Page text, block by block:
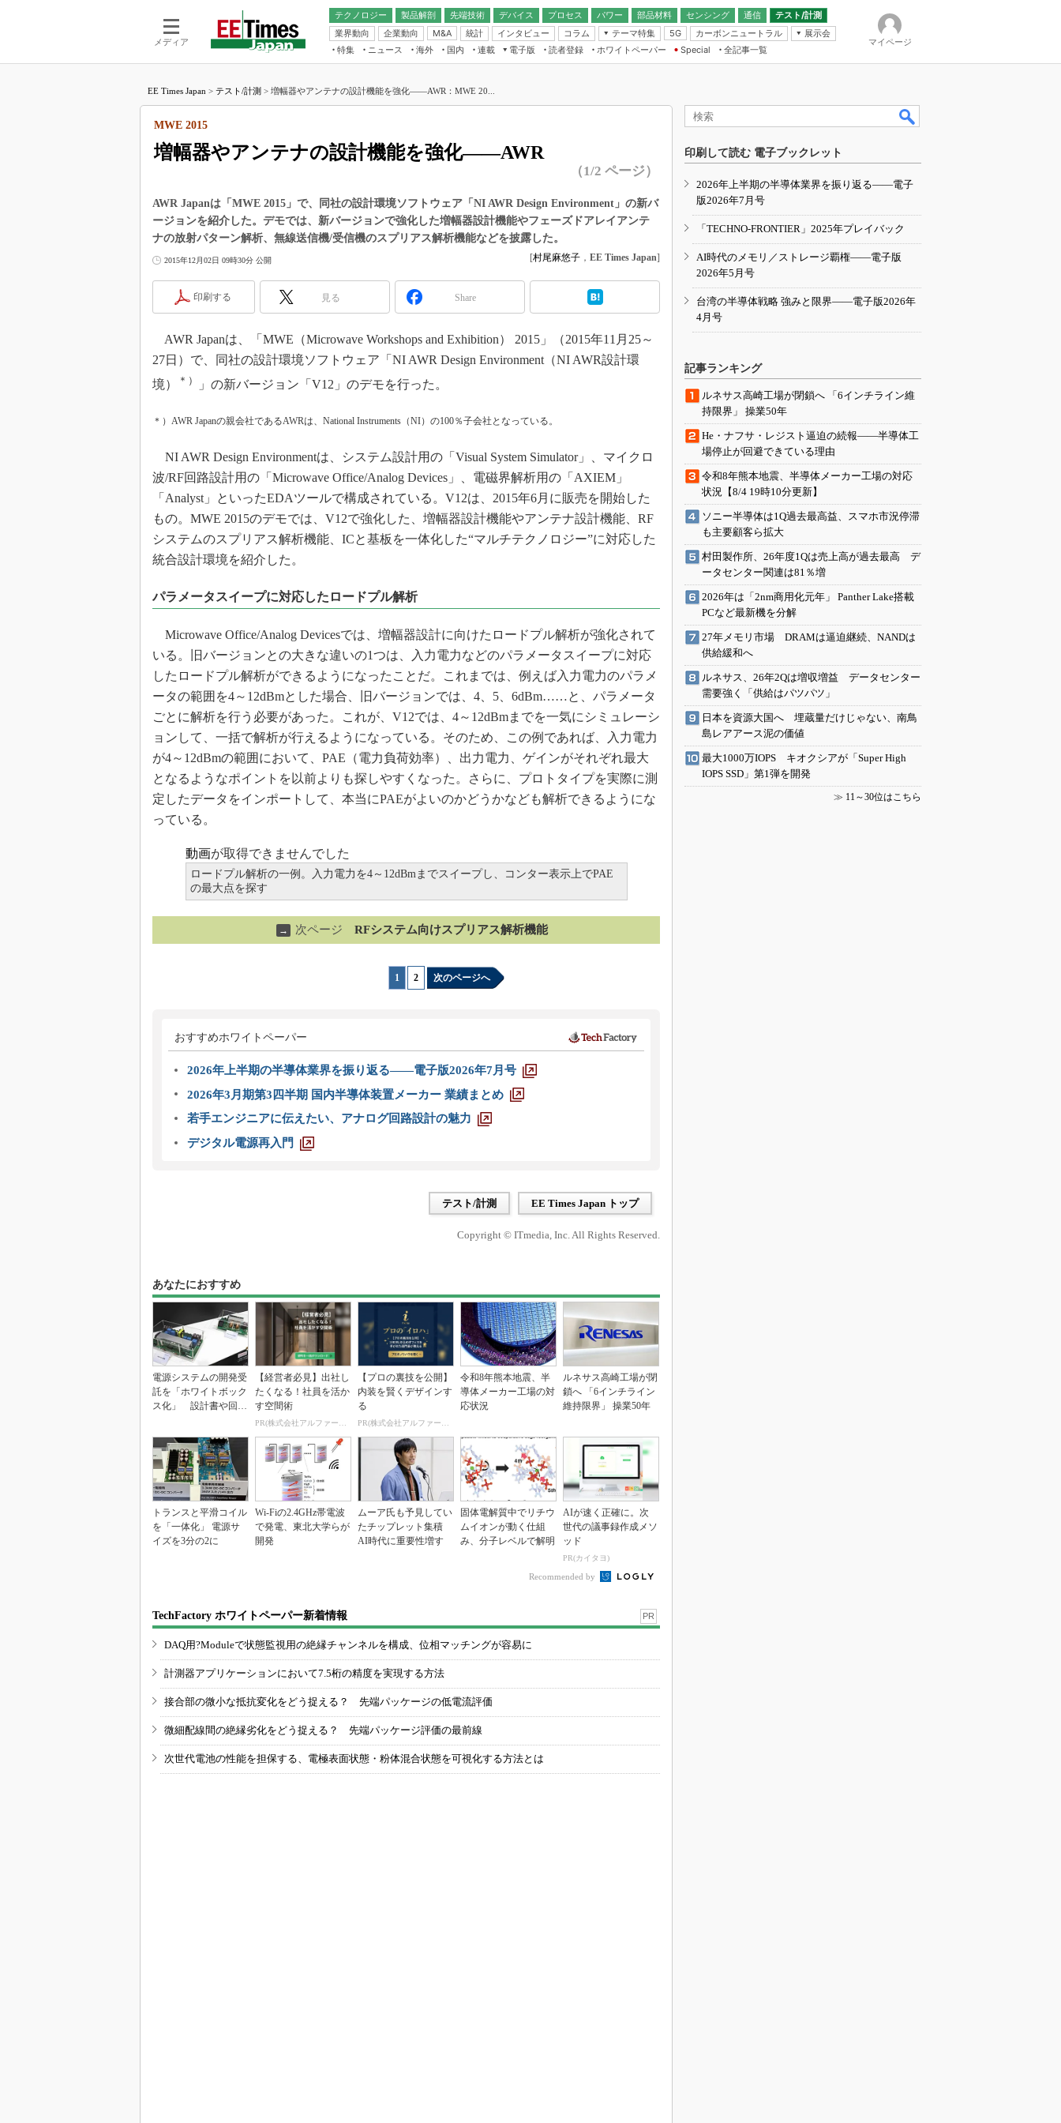
メディア
テクノロジー 製品解剖
先端技術
電池／エネルギー
デバイス
アナログ
マイコン
プロセス パワー 部品材料 センシング
通信
無線
テスト/計測
業界動向
企業動向 M&A 統計 インタビュー コラム
テーマ特集
フィジカルAI
読者調査（EE Times Research）
IoT
電源設計（EDN Japan）
5G カーボンニュートラル
展示会
IoT・エッジコンピューティング
EXPO
TECHNO-FRONTIER
人とくるま展
特集 ニュース 海外 国内
連載
福田昭のデバイス通信
大山聡の業界スコープ
リタイア直前エンジニアの社会人大
学漂流記
世界を「数字」で回してみよう
この10年で起こったこと、次の10年
で起こること
製品分解で探るアジアの新トレンド
光伝送技術を知る
“異端児エンジニア”が仕掛けた社内
イノベーションは日本を救うのか
「英語に愛されないエンジニア」の
ための新行動論
電子版
電子ブックレット
読者登録 ホワイトペーパー
Special
全記事一覧
マイページ
EE Times Japan > テスト/計測 > 増幅器やアンテナの設計機能を強化――AWR：MWE 20...
増幅器やアンテナの設計機能を強化――AWR
MWE 2015
（1/2 ページ）
AWR Japanは「MWE 2015」で、同社の設計環境ソフトウェア「NI AWR Design Environment」の新バ
ージョンを紹介した。デモでは、新バージョンで強化した増幅器設計機能やフェーズドアレイアンテ
ナの放射パターン解析、無線送信機/受信機のスプリアス解析機能などを披露した。
2015年12月02日 09時30分 公開 [村尾麻悠子 ， EE Times Japan]
印刷する 見る Share
AWR Japanは、「MWE（Microwave Workshops and Exhibition） 2015」（2015年11月25～
27日）で、同社の設計環境ソフトウェア「NI AWR Design Environment（NI AWR設計環
境）
＊） 」の新バージョン「V12」のデモを行った。
＊）AWR Japanの親会社であるAWRは、National Instruments（NI）の100％子会社となっている。
NI AWR Design Environmentは、システム設計用の「Visual System Simulator」、マイクロ
波/RF回路設計用の「Microwave Office/Analog Devices」、電磁界解析用の「AXIEM」
「Analyst」といったEDAツールで構成されている。V12は、2015年6月に販売を開始した
もの。MWE 2015のデモでは、V12で強化した、増幅器設計機能やアンテナ設計機能、RF
システムのスプリアス解析機能、ICと基板を一体化した“マルチテクノロジー”に対応した
統合設計環境を紹介した。
パラメータスイープに対応したロードプル解析
Microwave Office/Analog Devicesでは、増幅器設計に向けたロードプル解析が強化されて
いる。旧バージョンとの大きな違いの1つは、入力電力などのパラメータスイープに対応
したロードプル解析ができるようになったことだ。これまでは、例えば入力電力のパラメ
ータの範囲を4～12dBmとした場合、旧バージョンでは、4、5、6dBm……と、パラメータ
ごとに解析を行う必要があった。これが、V12では、4～12dBmまでを一気にシミュレーシ
ョンして、一括で解析が行えるようになっている。そのため、この例であれば、入力電力
が4～12dBmの範囲において、PAE（電力負荷効率）、出力電力、ゲインがそれぞれ最大
となるようなポイントを以前よりも探しやすくなった。さらに、プロトタイプを実際に測
定したデータをインポートして、本当にPAEがよいのかどうかなども解析できるようにな
っている。
動画が取得できませんでした
ロードプル解析の一例。入力電力を4～12dBmまでスイープし、コンター表示上でPAE
の最大点を探す
→ 次ページ RFシステム向けスプリアス解析機能
1 2 次のページへ
おすすめホワイトペーパー
2026年上半期の半導体業界を振り返る――電子版2026年7月号
2026年3月期第3四半期 国内半導体装置メーカー 業績まとめ
若手エンジニアに伝えたい、アナログ回路設計の魅力
デジタル電源再入門
テスト/計測 EE Times Japan トップ
Copyright © ITmedia, Inc. All Rights Reserved.
あなたにおすすめ
電源システムの開発受
託を「ホワイトボック
ス化」 設計書や回路
【経営者必見】出社し
たくなる！社員を活か
す空間術
【プロの裏技を公開】
内装を賢くデザインす
る
令和8年熊本地震、半
導体メーカー工場の対
応状況
ルネサス高崎工場が閉
鎖へ 「6インチライン
維持限界」 操業50年
トランスと平滑コイル
を「一体化」 電源サ
イズを3分の2に
Wi-Fiの2.4GHz帯電波
で発電、東北大学らが
開発
ムーア氏も予見してい
たチップレット集積
AI時代に重要性増す
固体電解質中でリチウ
ムイオンが動く仕組
み、分子レベルで解明
AIが速く正確に。次
世代の議事録作成メソ
ッド
PR(カイタヨ)
Recommended by
TechFactory ホワイトペーパー新着情報 PR
DAQ用?Moduleで状態監視用の絶縁チャンネルを構成、位相マッチングが容易に
計測器アプリケーションにおいて7.5桁の精度を実現する方法
接合部の微小な抵抗変化をどう捉える？ 先端パッケージの低電流評価
微細配線間の絶縁劣化をどう捉える？ 先端パッケージ評価の最前線
次世代電池の性能を担保する、電極表面状態・粉体混合状態を可視化する方法とは
印刷して読む 電子ブックレット
2026年上半期の半導体業界を振り返る――電子
版2026年7月号
「TECHNO-FRONTIER」2025年プレイバック
AI時代のメモリ／ストレージ覇権――電子版
2026年5月号
台湾の半導体戦略 強みと限界――電子版2026年
4月号
記事ランキング
ルネサス高崎工場が閉鎖へ 「6インチライン維
持限界」 操業50年
He・ナフサ・レジスト逼迫の続報――半導体工
場停止が回避できている理由
令和8年熊本地震、半導体メーカー工場の対応
状況【8/4 19時10分更新】
ソニー半導体は1Q過去最高益、スマホ市況停滞
も主要顧客ら拡大
村田製作所、26年度1Qは売上高が過去最高 デ
ータセンター関連は81％増
2026年は「2nm商用化元年」 Panther Lake搭載
PCなど最新機を分解
27年メモリ市場 DRAMは逼迫継続、NANDは
供給緩和へ
ルネサス、26年2Qは増収増益 データセンター
需要強く「供給はパツパツ」
日本を資源大国へ 埋蔵量だけじゃない、南鳥
島レアアース泥の価値
最大1000万IOPS キオクシアが「Super High
IOPS SSD」第1弾を開発
≫ 11～30位はこちら